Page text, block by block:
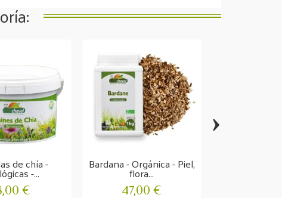
de chía -
-...
€
Bardana - Orgánica - Piel,
flora...
47,00 €
›